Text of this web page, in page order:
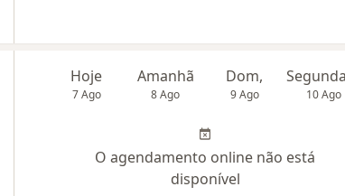
Hoje
7 Ago
Amanhã
8 Ago
Dom,
9 Ago 10 Ago
O agendamento online não está
disponível